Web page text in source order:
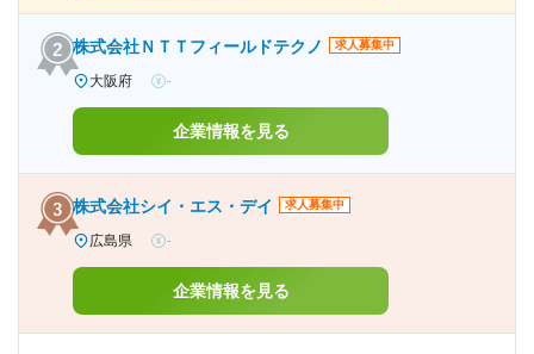
株式会社ＮＴＴフィールドテクノ 求人募集中
大阪府 -
企業情報を見る
株式会社シイ・エス・デイ 求人募集中
広島県 -
企業情報を見る